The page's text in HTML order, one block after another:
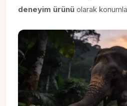
deneyim ürünü olarak